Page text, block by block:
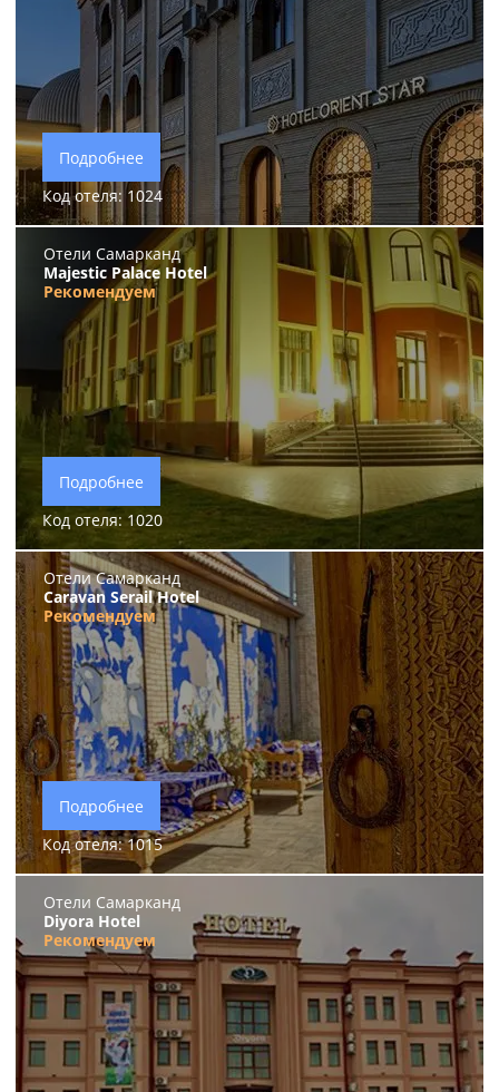
Подробнее
Код отеля: 1024
Отели Самарканд
Majestic Palace Hotel
Рекомендуем
Подробнее
Код отеля: 1020
Отели Самарканд
Caravan Serail Hotel
Рекомендуем
Подробнее
Код отеля: 1015
Отели Самарканд
Diyora Hotel
Рекомендуем